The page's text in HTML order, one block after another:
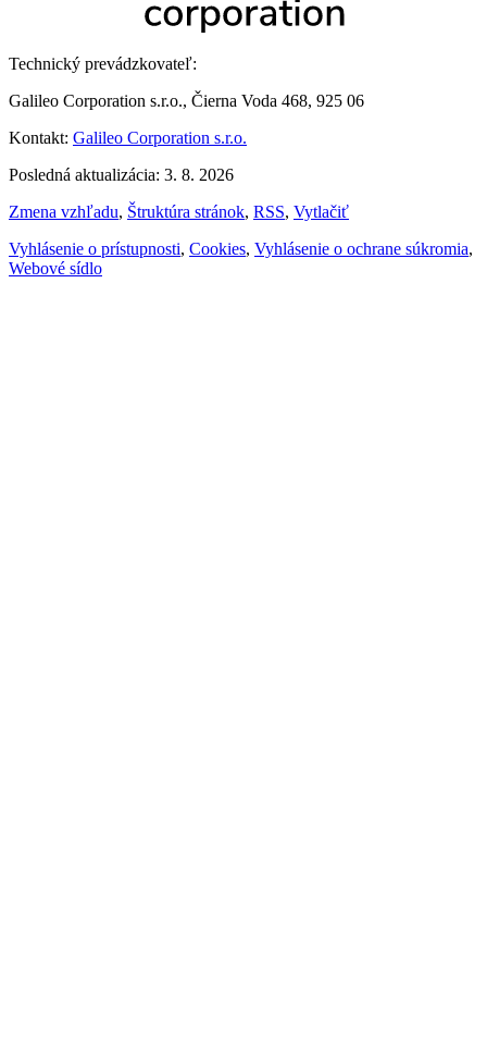
Technický prevádzkovateľ:
Galileo Corporation s.r.o., Čierna Voda 468, 925 06
Kontakt: Galileo Corporation s.r.o.
Posledná aktualizácia: 3. 8. 2026
Zmena vzhľadu, Štruktúra stránok, RSS, Vytlačiť
Vyhlásenie o prístupnosti, Cookies, Vyhlásenie o ochrane súkromia,
Webové sídlo